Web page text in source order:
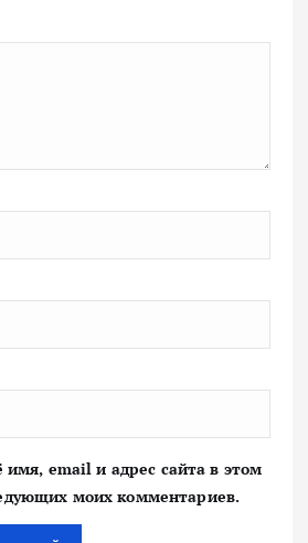
имя, email и адрес сайта в этом
моих комментариев.